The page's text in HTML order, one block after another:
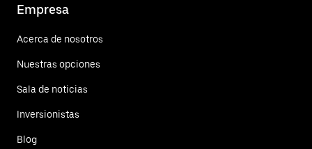
Empresa
Acerca de nosotros
Nuestras opciones
Sala de noticias
Inversionistas
Blog